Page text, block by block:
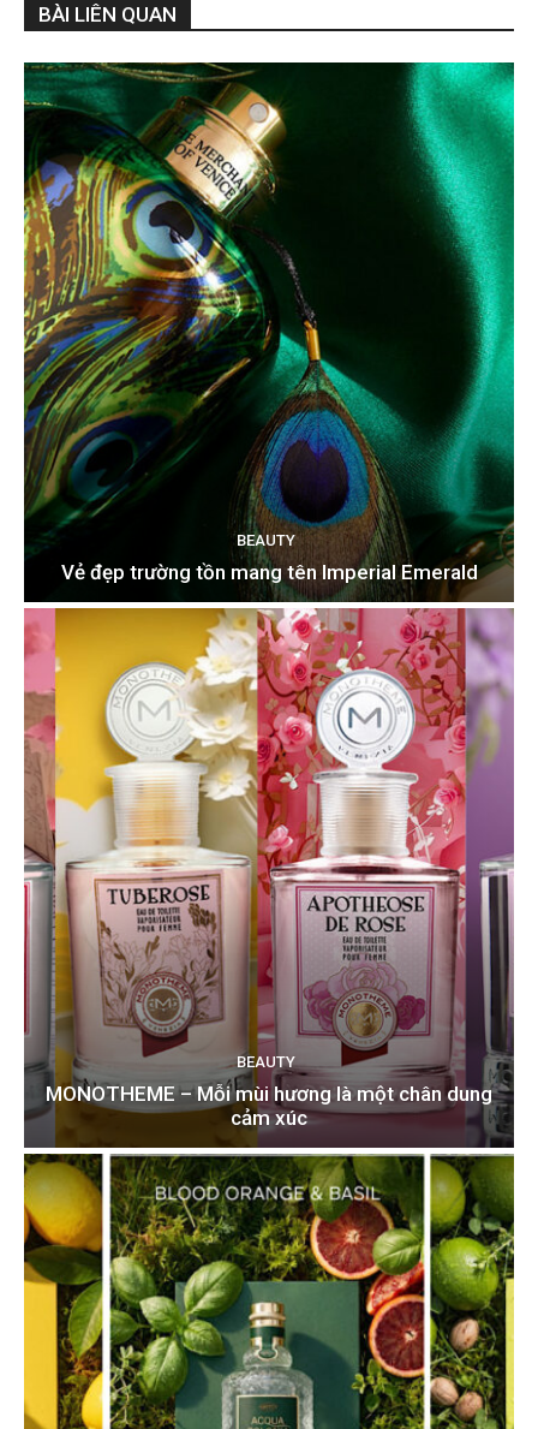
BÀI LIÊN QUAN
BEAUTY
Vẻ đẹp trường tồn mang tên Imperial Emerald
BEAUTY
MONOTHEME – Mỗi mùi hương là một chân dung
cảm xúc